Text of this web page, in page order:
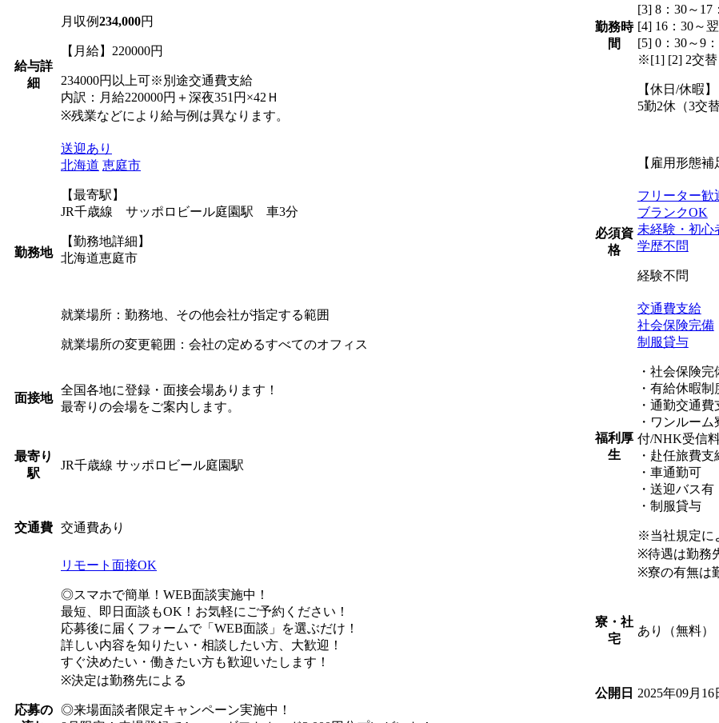
給与詳
細
月収例234,000円
【月給】220000円
234000円以上可※別途交通費支給
内訳：月給220000円＋深夜351円×42Ｈ
※残業などにより給与例は異なります。
勤務地
送迎あり
北海道 恵庭市
【最寄駅】
JR千歳線 サッポロビール庭園駅 車3分
【勤務地詳細】
北海道恵庭市
就業場所：勤務地、その他会社が指定する範囲
就業場所の変更範囲：会社の定めるすべてのオフィス
面接地
全国各地に登録・面接会場あります！
最寄りの会場をご案内します。
最寄り
駅
JR千歳線 サッポロビール庭園駅
交通費 交通費あり
応募の
リモート面接OK
◎スマホで簡単！WEB面談実施中！
最短、即日面談もOK！お気軽にご予約ください！
応募後に届くフォームで「WEB面談」を選ぶだけ！
詳しい内容を知りたい・相談したい方、大歓迎！
すぐ決めたい・働きたい方も歓迎いたします！
※決定は勤務先による
◎来場面談者限定キャンペーン実施中！
勤務時
間
[3] 8：30～17
[4] 16：30～
[5] 0：30～9
※[1] [2] 2交替
【休日/休暇】
5勤2休（3交
【雇用形態
必須資
格
フリーター歓
ブランクOK
未経験・初心
学歴不問
経験不問
福利厚
生
交通費支給
社会保険完備
制服貸与
・社会保険完
・有給休暇制
・通勤交通費
・ワンルー
付/NHK受信
・赴任旅費支
・車通勤可
・送迎バス有
・制服貸与
※当社規定に
※待遇は勤務
※寮の有無は
寮・社
宅
あり（無料）
公開日 2025年09月16